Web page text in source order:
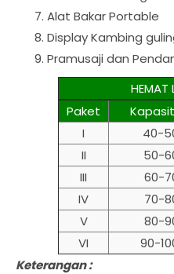
Alat Bakar Portable
Display Kambing
Pramusaji dan
HEMAT
Paket
I
40-
II
50-
III
60-
IV
70-
V
80-
VI
90-
Keterangan :